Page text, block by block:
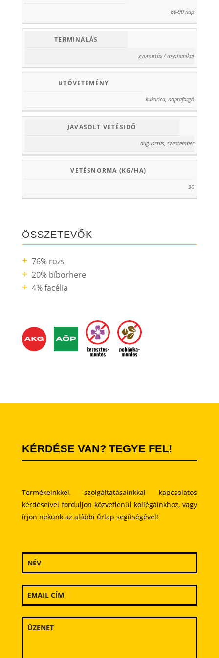
60-90 nap
TERMINÁLÁS
gyomirtás / mechanikai
UTÓVETEMÉNY
kukorica, napraforgó
JAVASOLT VETÉSIDŐ
augusztus, szeptember
VETÉSNORMA (KG/HA)
30
ÖSSZETEVŐK
76% rozs
20% bíborhere
4% facélia
KÉRDÉSE VAN? TEGYE FEL!
Termékeinkkel, szolgáltatásainkkal kapcsolatos
kérdéseivel forduljon közvetlenül kollégáinkhoz, vagy
írjon nekünk az alábbi űrlap segítségével!